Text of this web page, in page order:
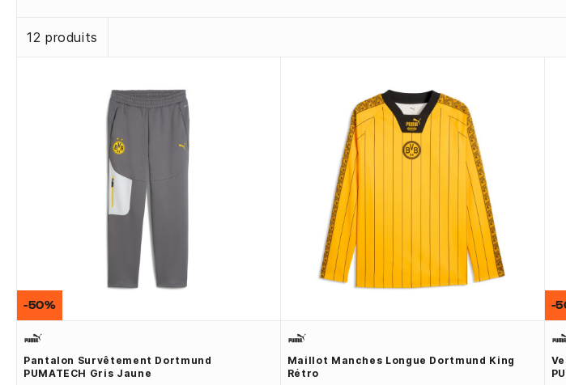
12 produits
Pantalon Survêtement Dortmund
PUMATECH Gris Jaune
-50%
Maillot Manches Longue Dortmund King
Rétro
-